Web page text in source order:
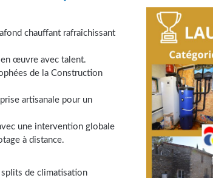
chauffant rafraîchissant
en œuvre avec talent.
de la Construction
artisanale pour un
une intervention globale
à distance.
splits de climatisation